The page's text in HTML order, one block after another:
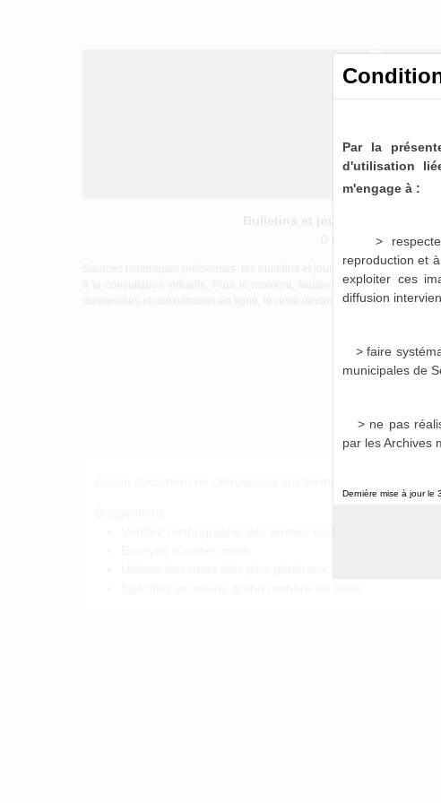
0 notice consultable
Sources historiques précieuses, les bulletins et journaux municipaux de
à la consultation virtuelle. Pour le moment, seules les périodes 1963-
numérisées et consultables en ligne, le reste devant être mis à
Bulletins
Par la
d'utilisation
m'engage à :
>
reproduction et
exploiter ces
diffusion
> faire
municipales de
> ne pas
par les Archives
Dernière mise à jour le